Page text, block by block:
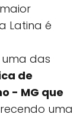
Latina é
das
de
- MG que
uma